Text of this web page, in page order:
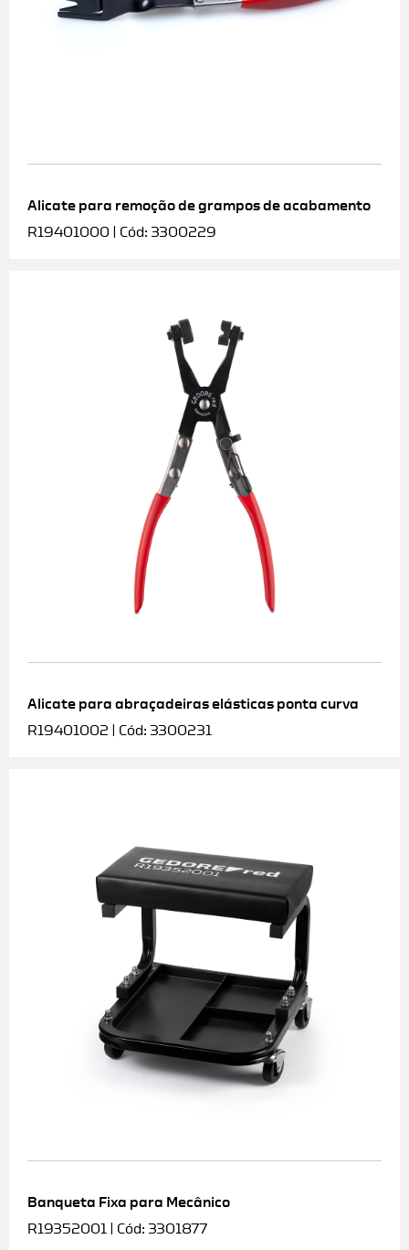
Alicate para remoção de grampos de acabamento
R19401000 | Cód: 3300229
Alicate para abraçadeiras elásticas ponta curva
R19401002 | Cód: 3300231
Banqueta Fixa para Mecânico
R19352001 | Cód: 3301877